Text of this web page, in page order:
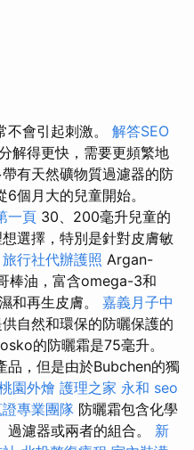
會引起刺激。 解答SEO
解得更快，需要更頻繁地
有天然礦物質過濾器的防
個月大的兒童開始。
一頁 30、200毫升兒童的
選擇，特別是針對皮膚敏
旅行社代辦護照 Argan-
棒油，富含omega-3和
和再生皮膚。 嘉義月子中
自然和環保的防曬保護的
的防曬霜是75毫升。
品，但是由於Bubchen的獨
園外燴 護理之家 永和 seo
專業團隊 防曬霜包含化學
過濾器或兩者的組合。 新